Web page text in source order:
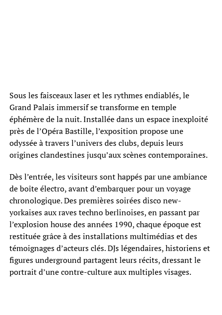
Sous les faisceaux laser et les rythmes endiablés, le
Grand Palais immersif se transforme en temple
éphémère de la nuit. Installée dans un espace inexploité
près de l’Opéra Bastille, l’exposition propose une
odyssée à travers l’univers des clubs, depuis leurs
origines clandestines jusqu’aux scènes contemporaines.
Dès l’entrée, les visiteurs sont happés par une ambiance
de boîte électro, avant d’embarquer pour un voyage
chronologique. Des premières soirées disco new-
yorkaises aux raves techno berlinoises, en passant par
l’explosion house des années 1990, chaque époque est
restituée grâce à des installations multimédias et des
témoignages d’acteurs clés. DJs légendaires, historiens et
figures underground partagent leurs récits, dressant le
portrait d’une contre-culture aux multiples visages.